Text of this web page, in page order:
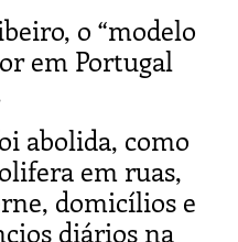
o “modelo
em Portugal
abolida, como
em ruas,
domicílios e
diários na